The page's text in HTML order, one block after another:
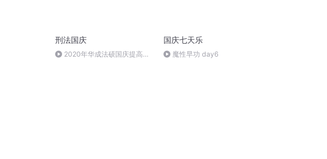
刑法国庆
2020年华成法硕国庆提高班
国庆七天乐
魔性早功 day6